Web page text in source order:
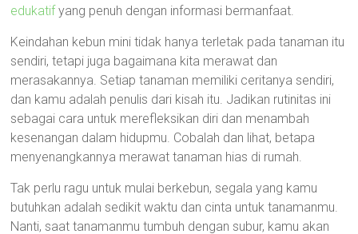
edukatifyang penuh dengan informasi bermanfaat.
Keindahan kebun mini tidak hanya terletak pada tanaman itu
sendiri, tetapi juga bagaimana kita merawat dan
merasakannya. Setiap tanaman memiliki ceritanya sendiri,
dan kamu adalah penulis dari kisah itu. Jadikan rutinitas ini
sebagai cara untuk merefleksikan diri dan menambah
kesenangan dalam hidupmu. Cobalah dan lihat, betapa
menyenangkannya merawat tanaman hias di rumah.
Tak perlu ragu untuk mulai berkebun, segala yang kamu
butuhkan adalah sedikit waktu dan cinta untuk tanamanmu.
Nanti, saat tanamanmu tumbuh dengan subur, kamu akan